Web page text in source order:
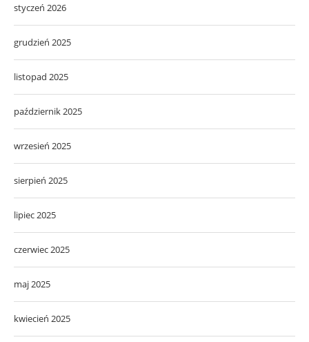
styczeń 2026
grudzień 2025
listopad 2025
październik 2025
wrzesień 2025
sierpień 2025
lipiec 2025
czerwiec 2025
maj 2025
kwiecień 2025